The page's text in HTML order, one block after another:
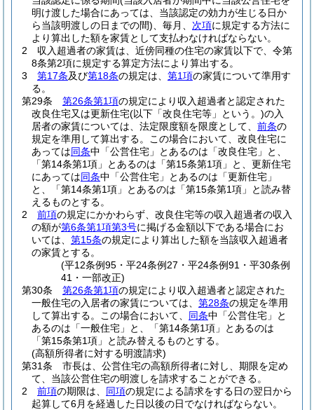
明け渡した場合にあっては、当該認定の効力が生じる日か
ら当該明渡しの日までの間) 、毎月、 次項に規定する方法に
より算出した額を家賃として支払わなければならない。
2
収入超過者の家賃は、近傍同種の住宅の家賃以下で、令第
8条第2項に規定する算定方法により算出する。
3
第17条及び第18条の規定は、 第1項の家賃について準用す
る。
第29条
第26条第1項の規定により収入超過者と認定された
改良住宅又は更新住宅(以下「改良住宅等」という。)の入
居者の家賃については、法定限度額を限度として、 前条の
規定を準用して算出する。
この場合において、改良住宅に
あっては同条中「公営住宅」とあるのは「改良住宅」と、
「第14条第1項」とあるのは「第15条第1項」と、更新住宅
にあっては同条中「公営住宅」とあるのは「更新住宅」
と、「第14条第1項」とあるのは「第15条第1項」と読み替
えるものとする。
2
前項の規定にかかわらず、改良住宅等の収入超過者の収入
の額が第6条第1項第3号に掲げる金額以下である場合にお
いては、 第15条の規定により算出した額を当該収入超過者
の家賃とする。
(平12条例95・平24条例27・平24条例91・平30条例
41・一部改正)
第30条
第26条第1項の規定により収入超過者と認定された
一般住宅の入居者の家賃については、 第28条の規定を準用
して算出する。
この場合において、 同条中「公営住宅」と
あるのは「一般住宅」と、「第14条第1項」とあるのは
「第15条第1項」と読み替えるものとする。
(高額所得者に対する明渡請求)
第31条
市長は、公営住宅の高額所得者に対し、期限を定め
て、当該公営住宅の明渡しを請求することができる。
2
前項の期限は、 同項の規定による請求をする日の翌日から
起算して6月を経過した日以後の日でなければならない。